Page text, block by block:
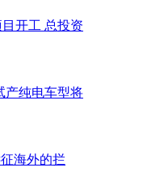
开工 总投资
产纯电车型将
海外的拦